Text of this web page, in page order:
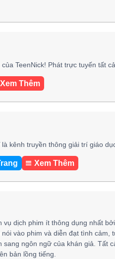
TeenNick! Phát trực tuyến tất
Xem Thêm
kênh truyền thông giải trí giáo
Xem Thêm
vụ dịch phim ít thông dụng nhất
vào phim và diễn đạt tình
sang ngôn ngữ của khán giả.
bản lồng tiếng.